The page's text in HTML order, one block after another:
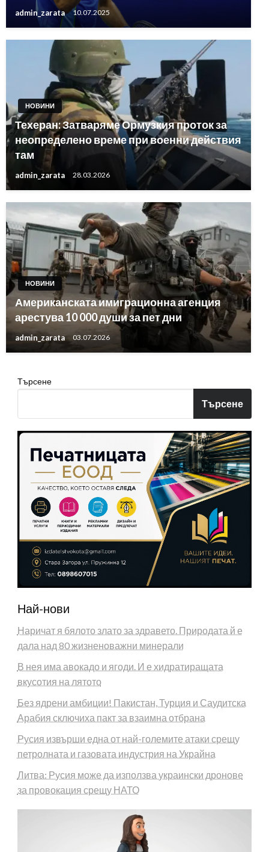
admin_zarata 10.07.2025
НОВИНИ
Техеран: Затваряме Ормузкия проток за
неопределено време при военни действия
там
admin_zarata 28.03.2026
НОВИНИ
Американската имиграционна агенция
арестува 10 000 души за пет дни
admin_zarata 03.07.2026
Търсене
Търсене
Най-нови
Наричат я бялото злато за здравето. Природата й е
дала над 80 жизненоважни минерали
В нея има авокадо и ягоди. И е хидратиращата
вкусотия на лятото
Без ядрени амбиции! Пакистан, Турция и Саудитска
Арабия сключиха пакт за взаимна отбрана
Русия извърши една от най-големите атаки срещу
петролната и газовата индустрия на Украйна
Литва: Русия може да използва украински дронове
за провокация срещу НАТО